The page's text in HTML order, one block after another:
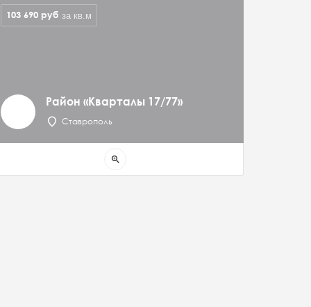
Район «Кварталы 17/77»
Ставрополь
103 690 руб за кв.м
zoom_in